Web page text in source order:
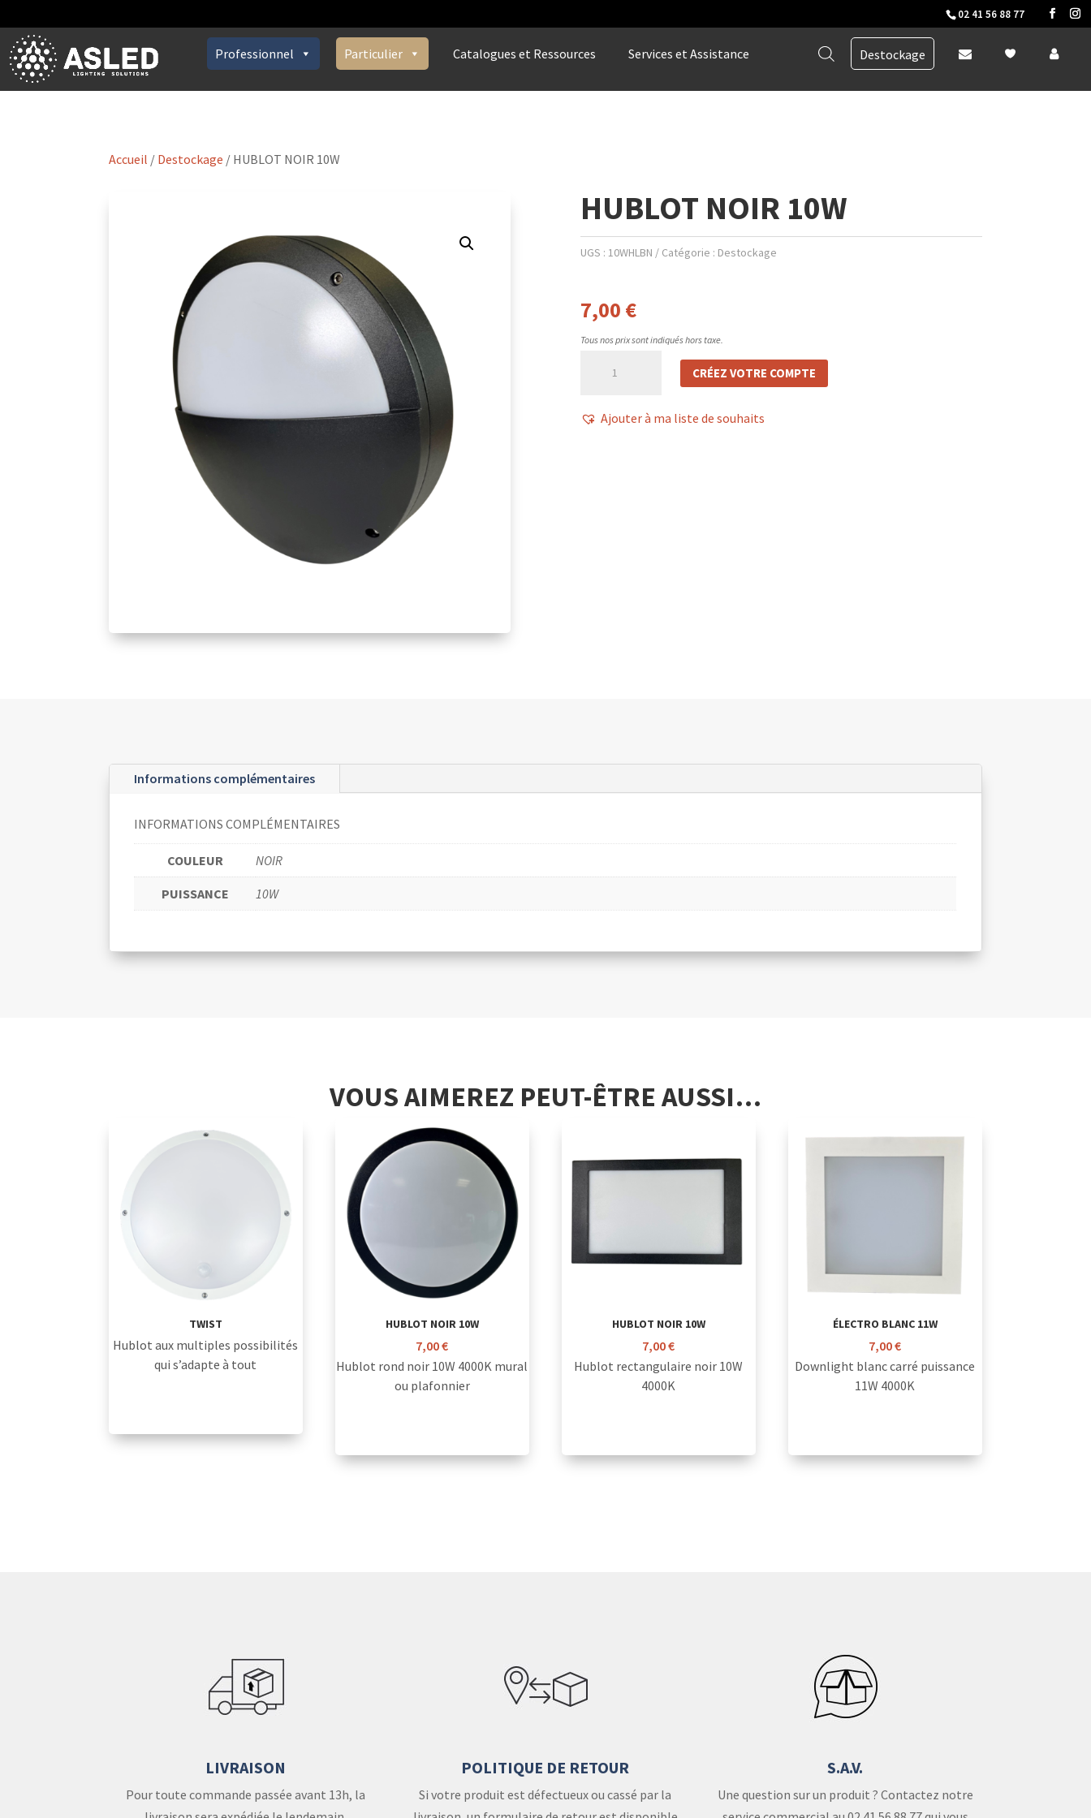
02 41 56 88 77
Professionnel Particulier Catalogues et Ressources Services et Assistance Destockage
Accueil / Destockage / HUBLOT NOIR 10W
HUBLOT NOIR 10W
UGS : 10WHLBN Catégorie : Destockage
7,00 €
Tous nos prix sont indiqués hors taxe.
NOIR
CRÉEZ VOTRE COMPTE
Ajouter à ma liste de souhaits
Informations complémentaires
INFORMATIONS COMPLÉMENTAIRES
COULEUR NOIR
PUISSANCE 10W
VOUS AIMEREZ PEUT-ÊTRE AUSSI…
TWIST
Hublot aux multiples possibilités
qui s’adapte à tout
HUBLOT NOIR 10W
7,00€
Hublot rond noir 10W 4000K mural
ou plafonnier
HUBLOT NOIR 10W
7,00€
Hublot rectangulaire noir 10W
4000K
ÉLECTRO BLANC 11W
7,00€
Downlight blanc carré puissance
11W 4000K
LIVRAISON
Pour toute commande passée avant 13h, la
POLITIQUE DE RETOUR
Si votre produit est défectueux ou cassé par la
S.A.V.
Une question sur un produit ? Contactez notre